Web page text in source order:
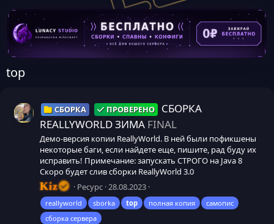
top
СБОРКА ПРОВЕРЕНО
СБОРКА
REALLYWORLD ЗИМА FINAL
Демо-версия копии ReallyWorld. В ней были пофикшены
некоторые баги, если найдете еще, пишите, рад буду их
исправить! Примечание: запускать СТРОГО на Java 8
Скоро будет слив сборки ReallyWorld 3.0
Kiz Ресурс 28.08.2023
reallyworld sborka top полная копия
самопис
сборка сервера